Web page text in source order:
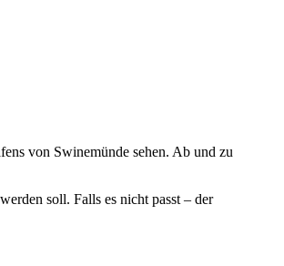
von Swinemünde sehen. Ab und zu
soll. Falls es nicht passt – der